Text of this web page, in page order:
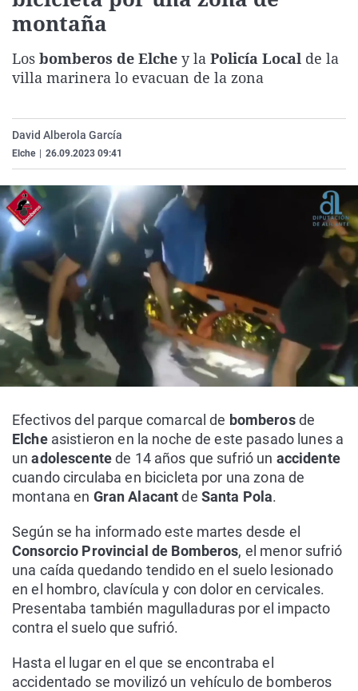
Como el perro y el
Equipo de
La Rioja
Elecciones
montaña
Los bomberos de Elche y la Policía Local de la
villa marinera lo evacuan de la zona
David Alberola García
Elche 26.09.2023 09:41
Efectivos del parque comarcal de bomberosde
Elche asistieron en la noche de este pasado lunes a
unadolescentede 14 años que sufrió un accidente
cuando circulaba en bicicleta por una zona de
montana en Gran Alacantde Santa Pola.
Según se ha informado este martes desde el
Consorcio Provincial de Bomberos, el menor sufrió
una caída quedando tendido en el suelo lesionado
en el hombro, clavícula y con dolor en cervicales.
Presentaba también magulladuras por el impacto
contra el suelo que sufrió.
Hasta el lugar en el que se encontraba el
accidentado se movilizó un vehículo de bomberos